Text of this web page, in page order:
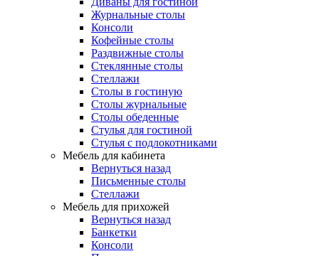
Журнальные столы
Консоли
Кофейные столы
Раздвижные столы
Стеклянные столы
Стеллажи
Столы в гостиную
Столы журнальные
Столы обеденные
Стулья для гостиной
Стулья с подлокотниками
Мебель для кабинета
Вернуться назад
Письменные столы
Стеллажи
Мебель для прихожей
Вернуться назад
Банкетки
Консоли